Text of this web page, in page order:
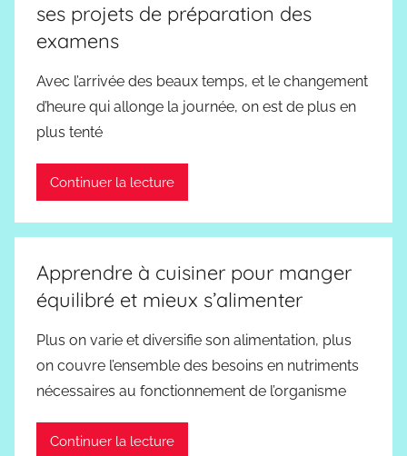
ses projets de préparation des
examens
Avec l’arrivée des beaux temps, et le changement
d’heure qui allonge la journée, on est de plus en
plus tenté
Continuer la lecture
Apprendre à cuisiner pour manger
équilibré et mieux s’alimenter
Plus on varie et diversifie son alimentation, plus
on couvre l’ensemble des besoins en nutriments
nécessaires au fonctionnement de l’organisme
Continuer la lecture